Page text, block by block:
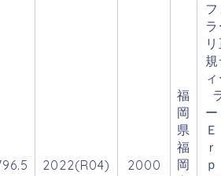
2022(R04) 2000
福
岡
県
福
岡